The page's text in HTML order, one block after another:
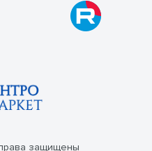
защищены